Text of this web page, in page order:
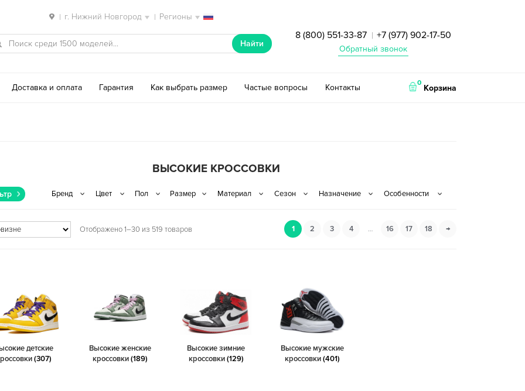
| г. Нижний Новгород | Регионы
Найти
8 (800) 551-33-87 | +7 (977) 902-17-50
Обратный звонок
Доставка и оплата Гарантия Как выбрать размер Частые вопросы Контакты 0
Корзина
ВЫСОКИЕ КРОССОВКИ
Отображено 1–30 из 519 товаров 1 2 3 4 … 16 17 18 →
детские
(307)
Высокие женские
кроссовки(189)
Высокие зимние
кроссовки(129)
Высокие мужские
кроссовки(401)